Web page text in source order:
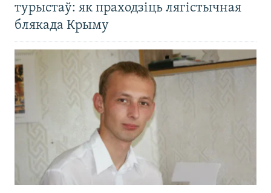
турыстаў: як праходзіць лягістычная
блякада Крыму